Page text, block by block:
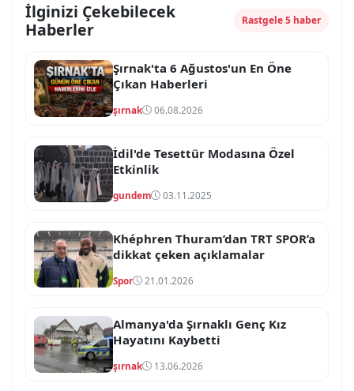
İlginizi Çekebilecek
Haberler
Rastgele 5 haber
Şırnak'ta 6 Ağustos'un En Öne
Çıkan Haberleri
şırnak 06.08.2026
İdil'de Tesettür Modasına Özel
Etkinlik
gundem 03.11.2025
Khéphren Thuram’dan TRT SPOR’a
dikkat çeken açıklamalar
Spor 21.01.2026
Almanya'da Şırnaklı Genç Kız
Hayatını Kaybetti
şırnak 13.06.2026